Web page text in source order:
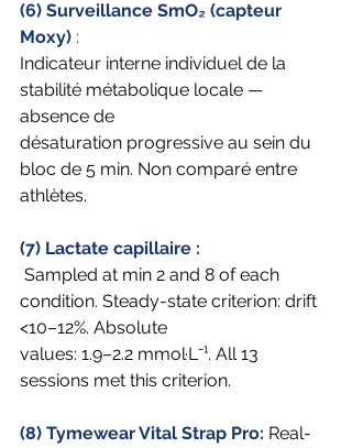
(6) Surveillance SmO₂ (capteur
Moxy) :
Indicateur interne individuel de la
stabilité métabolique locale —
absence de
désaturation progressive au sein du
bloc de 5 min. Non comparé entre
athlètes.
(7) Lactate capillaire :
Sampled at min 2 and 8 of each
condition. Steady-state criterion: drift
<10–12%. Absolute
values: 1.9–2.2 mmol·L⁻¹. All 13
sessions met this criterion.
(8) Tymewear Vital Strap Pro: Real-